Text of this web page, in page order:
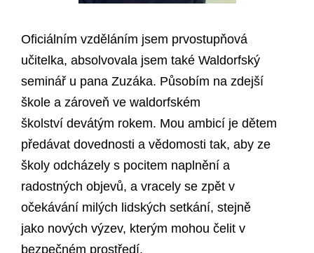
Oficiálním vzděláním jsem prvostupňová
učitelka, absolvovala jsem také Waldorfský
seminář u pana Zuzáka. Působím na zdejší
škole a zároveň ve waldorfském
školství devátým rokem. Mou ambicí je dětem
předávat dovednosti a vědomosti tak, aby ze
školy odcházely s pocitem naplnění a
radostných objevů, a vracely se zpět v
očekávání milých lidských setkání, stejně
jako nových výzev, kterým mohou čelit v
bezpečném prostředí.